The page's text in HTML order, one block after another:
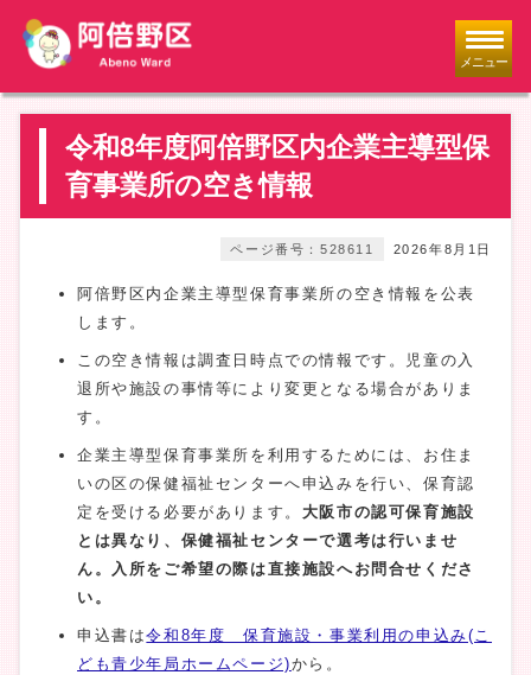
メニュー
令和8年度阿倍野区内企業主導型保
育事業所の空き情報
2026年8月1日
ページ番号：528611
阿倍野区内企業主導型保育事業所の空き情報を公表
します。
この空き情報は調査日時点での情報です。児童の入
退所や施設の事情等により変更となる場合がありま
す。
企業主導型保育事業所を利用するためには、お住ま
いの区の保健福祉センターへ申込みを行い、保育認
定を受ける必要があります。 大阪市の認可保育施設
とは異なり、保健福祉センターで選考は行いませ
ん。入所をご希望の際は直接施設へお問合せくださ
い。
申込書は令和8年度 保育施設・事業利用の申込み(こ
ども青少年局ホームページ)から。